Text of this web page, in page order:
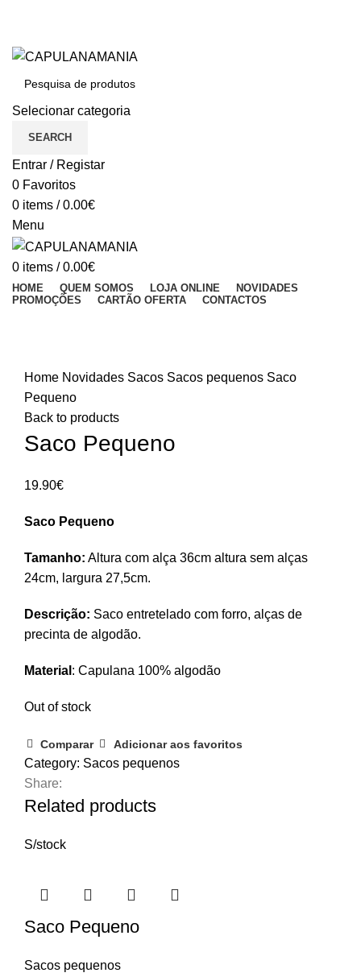
Selecionar categoria
SEARCH
Entrar / Registar
0 Favoritos
0 items / 0.00€
Menu
0 items / 0.00€
HOME QUEM SOMOS LOJA ONLINE
NOVIDADES
PROMOÇÕES
CARTÃO OFERTA CONTACTOS
Home Novidades Sacos Sacos pequenos Saco
Pequeno
Back to products
Saco Pequeno
19.90€
Saco Pequeno
Tamanho: Altura com alça 36cm altura sem alças
24cm, largura 27,5cm.
Descrição: Saco entretelado com forro, alças de
precinta de algodão.
Material : Capulana 100% algodão
Out of stock
Comparar Adicionar aos favoritos
Category: Sacos pequenos
Share:
Related products
S/stock
Saco Pequeno
Sacos pequenos